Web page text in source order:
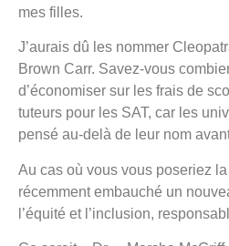
mes filles.
J’aurais dû les nommer
Brown Carr. Savez-vous
d’économiser sur les frais de
tuteurs pour les SAT, car les
pensé au-delà de leur nom
Au cas où vous vous poseriez
récemment embauché un
l’équité et l’inclusion,